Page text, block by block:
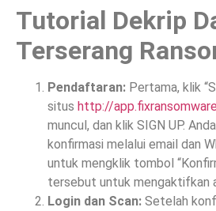
Tutorial Dekrip
Terserang
Pendaftaran: Pertama, klik
situs http://
muncul, dan klik SIGN UP.
konfirmasi melalui email dan
untuk mengklik tombol
tersebut untuk mengaktifkan
Login dan Scan: Setelah